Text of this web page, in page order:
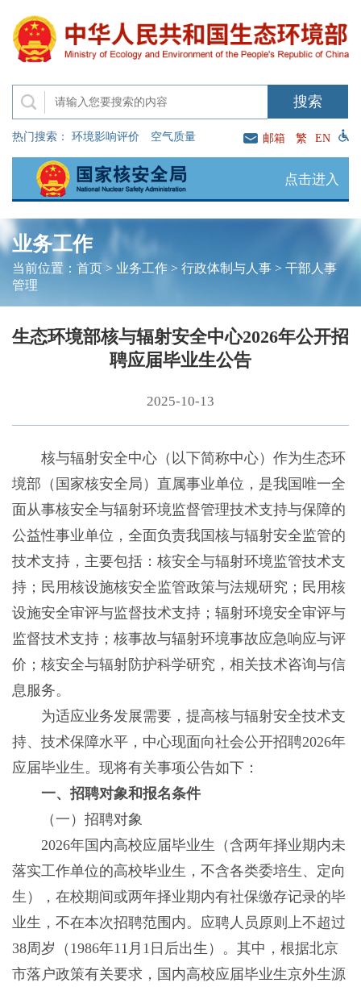
热门搜索： 环境影响评价 空气质量 邮箱 繁 EN
点击进入
业务工作
当前位置： 首页> 业务工作> 行政体制与人事> 干部人事
管理
生态环境部核与辐射安全中心2026年公开招
聘应届毕业生公告
2025-10-13
核与辐射安全中心（以下简称中心）作为生态环
境部（国家核安全局）直属事业单位，是我国唯一全
面从事核安全与辐射环境监督管理技术支持与保障的
公益性事业单位，全面负责我国核与辐射安全监管的
技术支持，主要包括：核安全与辐射环境监管技术支
持；民用核设施核安全监管政策与法规研究；民用核
设施安全审评与监督技术支持；辐射环境安全审评与
监督技术支持；核事故与辐射环境事故应急响应与评
价；核安全与辐射防护科学研究，相关技术咨询与信
息服务。
为适应业务发展需要，提高核与辐射安全技术支
持、技术保障水平，中心现面向社会公开招聘2026年
应届毕业生。现将有关事项公告如下：
一、招聘对象和报名条件
（一）招聘对象
2026年国内高校应届毕业生（含两年择业期内未
落实工作单位的高校毕业生，不含各类委培生、定向
生），在校期间或两年择业期内有社保缴存记录的毕
业生，不在本次招聘范围内。应聘人员原则上不超过
38周岁（1986年11月1日后出生）。其中，根据北京
市落户政策有关要求，国内高校应届毕业生京外生源